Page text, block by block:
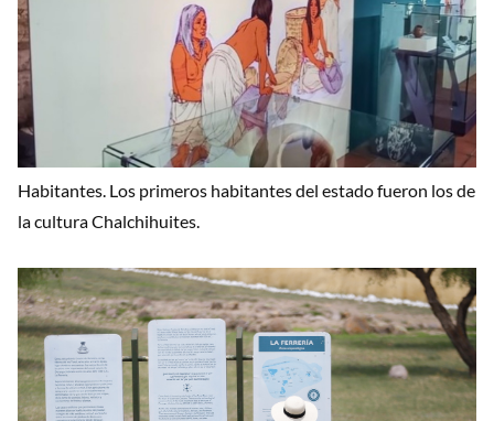
Habitantes. Los primeros habitantes del estado fueron los de
la cultura Chalchihuites.